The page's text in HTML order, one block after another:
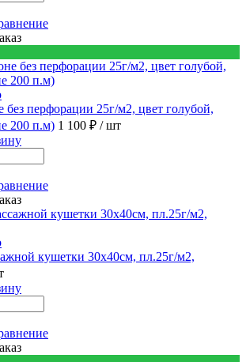
перфорации 25г/м2, цвет голубой,
200 п.м) 1 100 ₽ / шт
кушетки 30х40см, пл.25г/м2,